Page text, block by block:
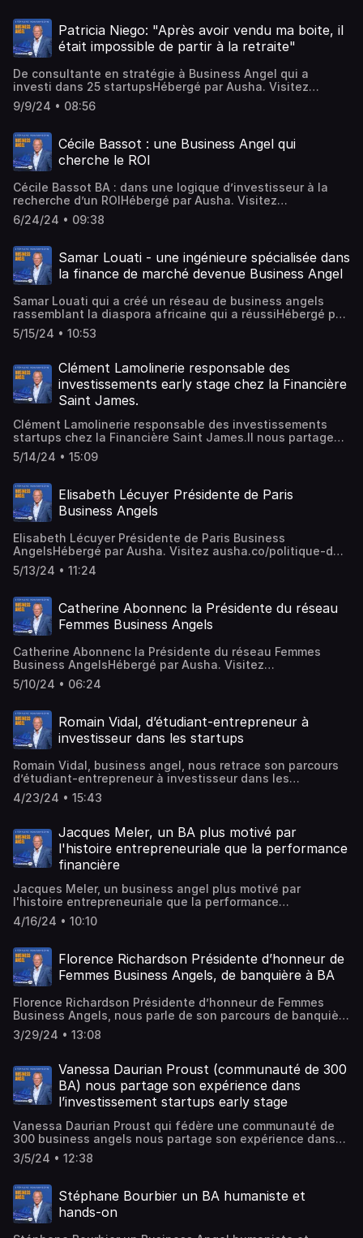
Patricia Niego: "Après avoir vendu ma boite, il
était impossible de partir à la retraite"
De consultante en stratégie à Business Angel qui a
investi dans 25 startupsHébergé par Ausha. Visitez
ausha.co/politique-de-confidentialite pour plus
d'informations.
9/9/24 • 08:56
Cécile Bassot : une Business Angel qui
cherche le ROI
Cécile Bassot BA : dans une logique d’investisseur à la
recherche d’un ROIHébergé par Ausha. Visitez
ausha.co/politique-de-confidentialite pour plus
d'informations.
6/24/24 • 09:38
Samar Louati - une ingénieure spécialisée dans
la finance de marché devenue Business Angel
Samar Louati qui a créé un réseau de business angels
rassemblant la diaspora africaine qui a réussiHébergé par
Ausha. Visitez ausha.co/politique-de-confidentialite pour
plus d'informations.
5/15/24 • 10:53
Clément Lamolinerie responsable des
investissements early stage chez la Financière
Saint James.
Clément Lamolinerie responsable des investissements
startups chez la Financière Saint James.Il nous partage
son expérience d’investissement en early stage dans 100
startups en 10 ans et nous parle de son nouveau fonds de
par Ausha. Visitez ausha.co/politique-de-confidentialite
pour plus d'informations.
5/14/24 • 15:09
Elisabeth Lécuyer Présidente de Paris
Business Angels
Elisabeth Lécuyer Présidente de Paris Business
AngelsHébergé par Ausha. Visitez ausha.co/politique-de-
confidentialite pour plus d'informations.
5/13/24 • 11:24
Catherine Abonnenc la Présidente du réseau
Femmes Business Angels
Catherine Abonnenc la Présidente du réseau Femmes
Business AngelsHébergé par Ausha. Visitez
ausha.co/politique-de-confidentialite pour plus
d'informations.
5/10/24 • 06:24
Romain Vidal, d’étudiant-entrepreneur à
investisseur dans les startups
Romain Vidal, business angel, nous retrace son parcours
d’étudiant-entrepreneur à investisseur dans les
startupsHébergé par Ausha. Visitez ausha.co/politique-
de-confidentialite pour plus d'informations.
4/23/24 • 15:43
Jacques Meler, un BA plus motivé par
l'histoire entrepreneuriale que la performance
financière
Jacques Meler, un business angel plus motivé par
l'histoire entrepreneuriale que la performance
financièreHébergé par Ausha. Visitez ausha.co/politique-
de-confidentialite pour plus d'informations.
4/16/24 • 10:10
Florence Richardson Présidente d’honneur de
Femmes Business Angels, de banquière à BA
Florence Richardson Présidente d’honneur de Femmes
Business Angels, nous parle de son parcours de banquière
à business angel en passant par l’entrepreneuriatHébergé
par Ausha. Visitez ausha.co/politique-de-confidentialite
3/29/24 • 13:08
Vanessa Daurian Proust (communauté de 300
BA) nous partage son expérience dans
l’investissement startups early stage
Vanessa Daurian Proust qui fédère une communauté de
300 business angels nous partage son expérience dans
l’investissement startups early stageHébergé par Ausha.
Visitez ausha.co/politique-de-confidentialite pour plus
3/5/24 • 12:38
Stéphane Bourbier un BA humaniste et
hands-on